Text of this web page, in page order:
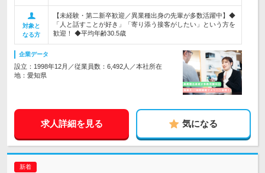
対象と
なる方
【未経験・第二新卒歓迎／異業種出身の先輩が多数活躍中】◆
「人と話すことが好き」「寄り添う接客がしたい」という方を
歓迎！ ◆平均年齢30.5歳
企業データ
設立：1998年12月／従業員数：6,492人／本社所在
地：愛知県
求人詳細を見る 気になる